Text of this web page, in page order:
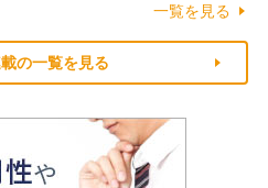
一覧を見る
の一覧を見る